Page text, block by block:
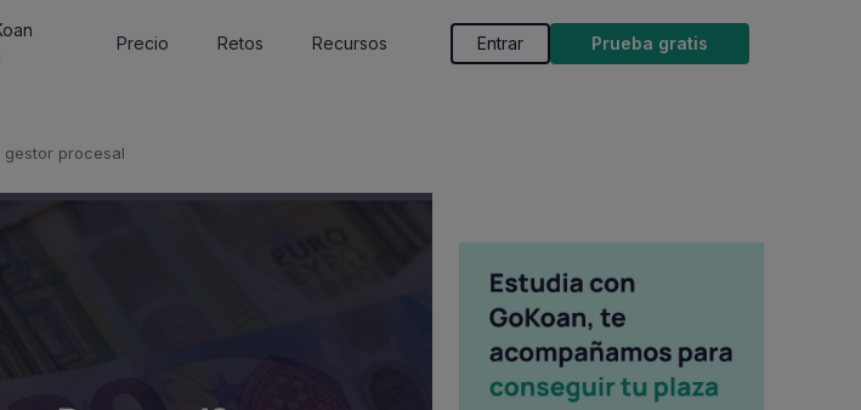
Precio Retos Recursos Entrar Prueba gratis
gestor procesal